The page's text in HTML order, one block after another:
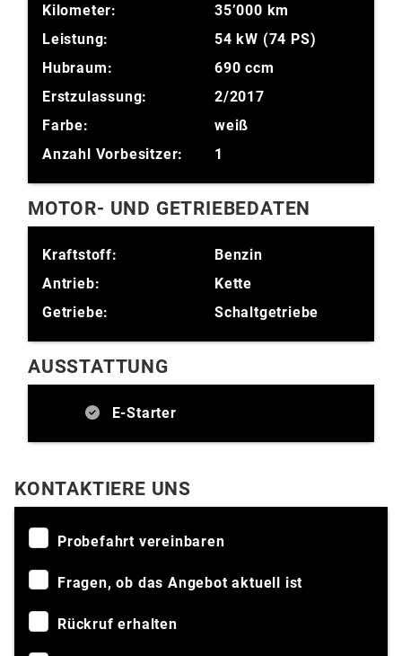
Kilometer:
35’000 km
Leistung:
54 kW (74 PS)
Hubraum:
690 ccm
Erstzulassung:
2/2017
Farbe:
weiß
Anzahl Vorbesitzer:
1
MOTOR- UND GETRIEBEDATEN
Kraftstoff:
Benzin
Antrieb:
Kette
Getriebe:
Schaltgetriebe
AUSSTATTUNG
E-Starter
KONTAKTIERE UNS
Probefahrt vereinbaren
Fragen, ob das Angebot aktuell ist
Rückruf erhalten